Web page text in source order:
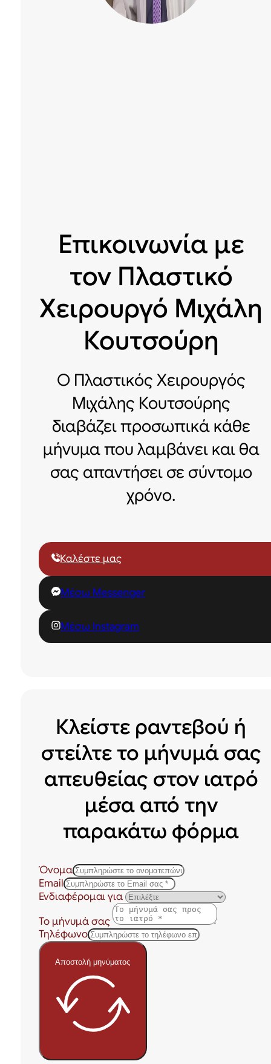
Επικοινωνία με
τον Πλαστικό
Χειρουργό Μιχάλη
Κουτσούρη
Ο Πλαστικός Χειρουργός
Μιχάλης Κουτσούρης
διαβάζει προσωπικά κάθε
μήνυμα που λαμβάνει και θα
σας απαντήσει σε σύντομο
χρόνο.
Καλέστε μας
Μέσω Messenger
Μέσω Instagram
Κλείστε ραντεβού ή
στείλτε το μήνυμά σας
απευθείας στον ιατρό
μέσα από την
παρακάτω φόρμα
Όνομα
Email
Ενδιαφέρομαι για
Το μήνυμά σας
Τηλέφωνο
Αποστολή μηνύματος